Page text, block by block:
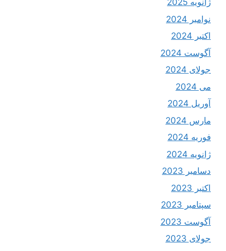
ژانویه 2025
نوامبر 2024
اکتبر 2024
آگوست 2024
جولای 2024
می 2024
آوریل 2024
مارس 2024
فوریه 2024
ژانویه 2024
دسامبر 2023
اکتبر 2023
سپتامبر 2023
آگوست 2023
جولای 2023